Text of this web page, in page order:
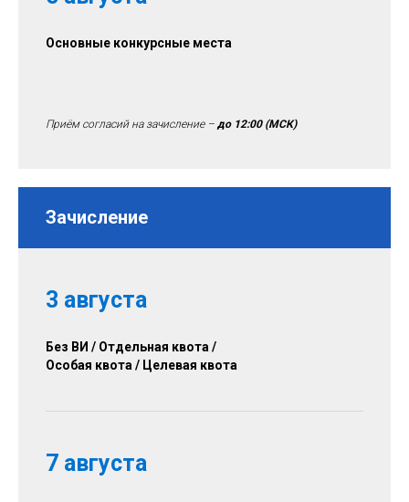
Основные конкурсные места
Приём согласий на зачисление – до 12:00 (МСК)
Зачисление
3 августа
Без ВИ / Отдельная квота /
Особая квота / Целевая квота
7 августа